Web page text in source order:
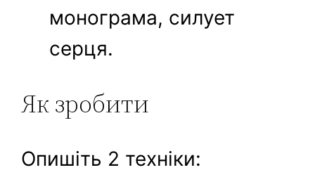
монограма, силует
серця.
Як зробити
Опишіть 2 техніки: